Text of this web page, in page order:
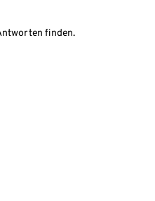
finden.